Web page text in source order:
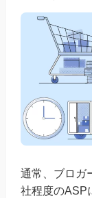
通常、ブロガ
社程度のASP